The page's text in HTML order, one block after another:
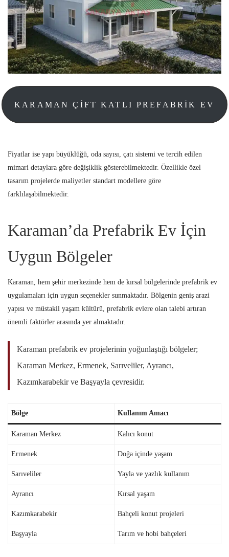
KARAMAN ÇIFT KATLI PREFABRIK EV
Fiyatlar ise yapı büyüklüğü, oda sayısı, çatı sistemi ve tercih edilen
mimari detaylara göre değişiklik gösterebilmektedir. Özellikle özel
tasarım projelerde maliyetler standart modellere göre
farklılaşabilmektedir.
Karaman’da Prefabrik Ev İçin
Uygun Bölgeler
Karaman, hem şehir merkezinde hem de kırsal bölgelerinde prefabrik ev
uygulamaları için uygun seçenekler sunmaktadır. Bölgenin geniş arazi
yapısı ve müstakil yaşam kültürü, prefabrik evlere olan talebi artıran
önemli faktörler arasında yer almaktadır.
Karaman prefabrik ev projelerinin yoğunlaştığı bölgeler;
Karaman Merkez, Ermenek, Sarıveliler, Ayrancı,
Kazımkarabekir ve Başyayla çevresidir.
Bölge Kullanım Amacı
Karaman Merkez Kalıcı konut
Ermenek Doğa içinde yaşam
Sarıveliler Yayla ve yazlık kullanım
Ayrancı Kırsal yaşam
Kazımkarabekir Bahçeli konut projeleri
Başyayla Tarım ve hobi bahçeleri